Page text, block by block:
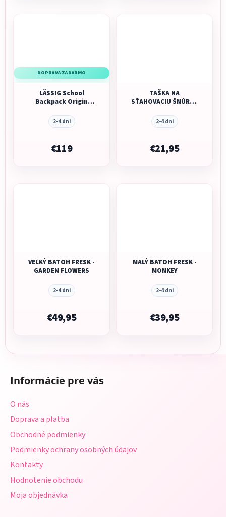
DOPRAVA ZADARMO
LÄSSIG School
Backpack Origin
2-4 dni
€119
TAŠKA NA
SŤAHOVACIU ŠNÚRKU
- CONFETTI
2-4 dni
€21,95
VEĽKÝ BATOH FRESK -
GARDEN FLOWERS
2-4 dni
€49,95
MALÝ BATOH FRESK -
MONKEY
2-4 dni
€39,95
Informácie pre vás
O nás
Doprava a platba
Obchodné podmienky
Podmienky ochrany osobných údajov
Kontakty
Hodnotenie obchodu
Moja objednávka